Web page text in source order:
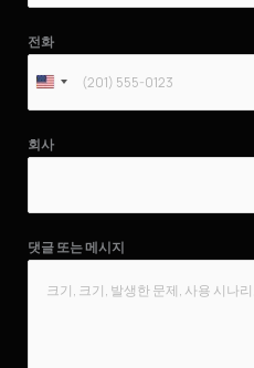
전화
회사
댓글 또는 메시지